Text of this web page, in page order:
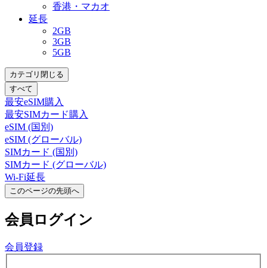
香港・マカオ
延長
2GB
3GB
5GB
カテゴリ閉じる
すべて
最安eSIM購入
最安SIMカード購入
eSIM (国別)
eSIM (グローバル)
SIMカード (国別)
SIMカード (グローバル)
Wi-Fi延長
このページの先頭へ
会員 ログイン
会員登録